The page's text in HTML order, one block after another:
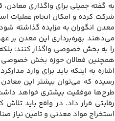
به گفته جمیلی برای واگذاری
شرکت کرده و امکان انجام عملیات
معدن انگوران به مزایده گذاشته شود
می‌دهند بهره‌برداری این معدن بر
را به بخش خصوصی واگذار کنند؛ بلکه
همچنین فعالان حوزه بخش خصوصی
اشاره به اینکه باید برای وارد
رسیده که می‌توان بیشتر این معادن
طرح‌ها موفقیت بیشتری خواهد داشت
رقابتی قرار داد. در واقع باید
استخراج مواد معدنی و تامین نیاز